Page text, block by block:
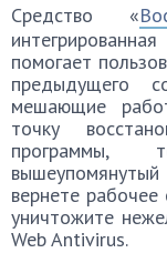
Средство «
помогает
предыдущего
мешающие
точку
программы,
вернете
уничтожите
Web Antivirus.